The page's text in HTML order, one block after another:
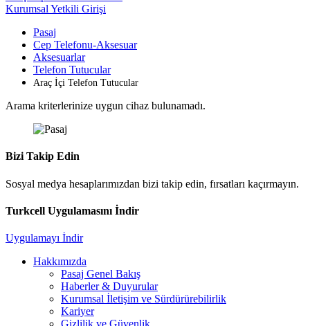
Kurumsal Yetkili Girişi
Pasaj
Cep Telefonu-Aksesuar
Aksesuarlar
Telefon Tutucular
Araç İçi Telefon Tutucular
Arama kriterlerinize uygun cihaz bulunamadı.
Bizi Takip Edin
Sosyal medya hesaplarımızdan bizi takip edin, fırsatları kaçırmayın.
Turkcell Uygulamasını İndir
Uygulamayı İndir
Hakkımızda
Pasaj Genel Bakış
Haberler & Duyurular
Kurumsal İletişim ve Sürdürürebilirlik
Kariyer
Gizlilik ve Güvenlik